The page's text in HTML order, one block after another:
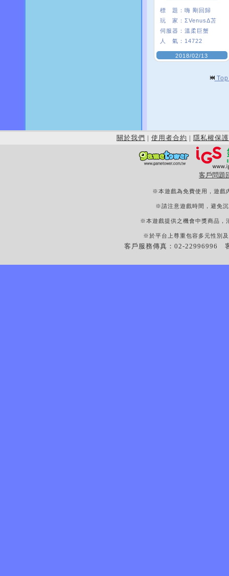
標 題： 嗨 剛回歸
玩 家： ΣVenusΔ苫
伺服器： 溫柔巨蟹
人 氣： 14722
2018/02/13
關於我們 | 使用者合約 | 隱私權保護
客戶問題
※本遊戲為免費使用，遊戲
※請注意遊戲時間，避免
※本遊戲提供之機會中獎商品，
※於平台上尊重包容多元性別
客戶服務傳真：02-22996996